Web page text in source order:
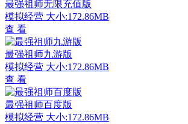
最强祖师无限充值版
模拟经营 大小:172.86MB
查 看
最强祖师九游版
模拟经营 大小:172.86MB
查 看
最强祖师百度版
模拟经营 大小:172.86MB